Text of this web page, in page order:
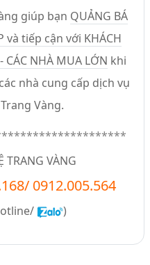
giúp bạn QUẢNG BÁ
và tiếp cận với KHÁCH
CÁC NHÀ MUA LỚN khi
nhà cung cấp dịch vụ
Vàng.
TRANG VÀNG
/ 0912.005.564
)